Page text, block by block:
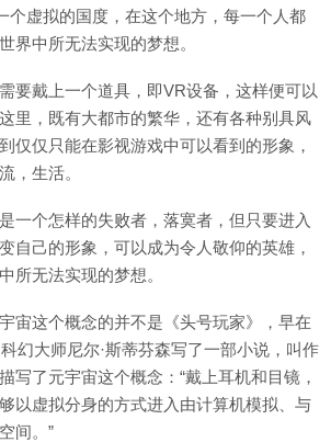
个虚拟的国度，在这个地方，每一个人都
界中所无法实现的梦想。
要戴上一个道具，即VR设备，这样便可以
里，既有大都市的繁华，还有各种别具风
仅仅只能在影视游戏中可以看到的形象，
，生活。
一个怎样的失败者，落寞者，但只要进入
自己的形象，可以成为令人敬仰的英雄，
所无法实现的梦想。
宙这个概念的并不是《头号玩家》，早在
幻大师尼尔·斯蒂芬森写了一部小说，叫作
写了元宇宙这个概念：“戴上耳机和目镜，
以虚拟分身的方式进入由计算机模拟、与
间。”